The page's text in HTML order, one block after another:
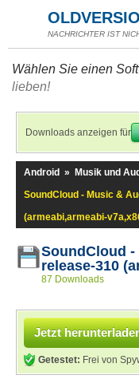
NACHRICHTER IST
Wählen Sie einen
lieben!
Downloads anzeigen für
Android » Musik und
SoundCloud - Music &
(armeabi,armeabi-
SoundCloud -
release-310
87 Downloads
Jetzt
Getestet: Frei von